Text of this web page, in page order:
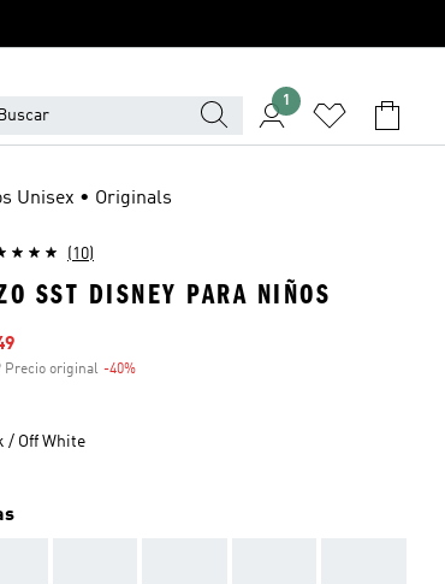
1
Unisex • Originals
(10)
SST DISNEY PARA NIÑOS
de venta
Precio original -40%
/ Off White